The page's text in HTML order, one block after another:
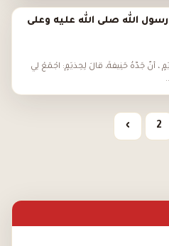
رسول الله صلى الله عليه وعلى
، أَنَّ جَدَّهُ حَنِيفَةَ، قَالَ لِحِذْيَمٍ: اجْمَعْ لِي
2
›